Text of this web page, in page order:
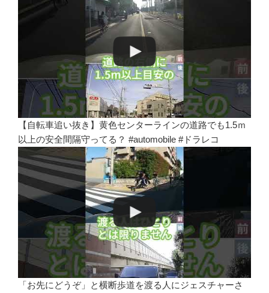
【自転車追い抜き】黄色センターラインの道路でも1.5ｍ
以上の安全間隔守ってる？ #automobile #ドラレコ
「お先にどうぞ」と横断歩道を渡る人にジェスチャーさ